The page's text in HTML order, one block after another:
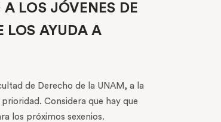
LOS JÓVENES DE
LOS AYUDA A
de Derecho de la UNAM, a la
Considera que hay que
los próximos sexenios.